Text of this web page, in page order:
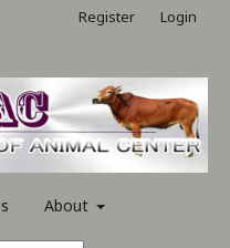
About
Register Login